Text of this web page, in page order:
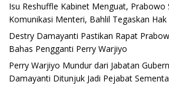
Isu Reshuffle Kabinet Menguat, Prabowo
Komunikasi Menteri, Bahlil Tegaskan
Destry Damayanti Pastikan Rapat
Bahas Pengganti Perry Warjiyo
Perry Warjiyo Mundur dari Jabatan
Damayanti Ditunjuk Jadi Pejabat